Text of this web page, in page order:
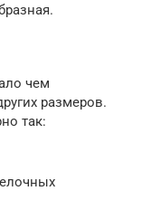
чем
размеров.
так: